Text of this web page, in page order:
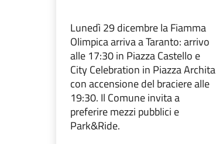
Lunedì 29 dicembre la Fiamma
Olimpica arriva a Taranto: arrivo
alle 17:30 in Piazza Castello e
City Celebration in Piazza Archita
con accensione del braciere alle
19:30. Il Comune invita a
preferire mezzi pubblici e
Park&Ride.